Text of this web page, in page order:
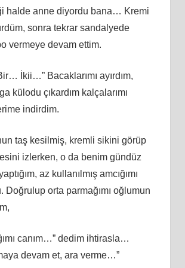
halde anne diyordu bana… Kremi
sonra tekrar sandalyede
vermeye devam ettim.
İkii…” Bacaklarımı ayırdım,
külodu çıkardım kalçalarımı
indirdim.
taş kesilmiş, kremli sikini görüp
izlerken, o da benim gündüz
az kullanılmış amcığımı
Doğrulup orta parmağımı oğlumun
canım…” dedim ihtirasla…
devam et, ara verme…”